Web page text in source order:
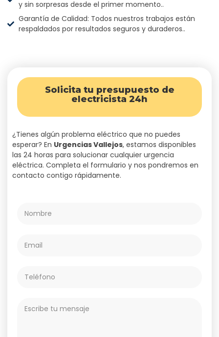
y sin sorpresas desde el primer momento..
Garantía de Calidad: Todos nuestros trabajos están
respaldados por resultados seguros y duraderos..
Solicita tu presupuesto de
electricista 24h
¿Tienes algún problema eléctrico que no puedes
esperar? En Urgencias Vallejos, estamos disponibles
las 24 horas para solucionar cualquier urgencia
eléctrica. Completa el formulario y nos pondremos en
contacto contigo rápidamente.